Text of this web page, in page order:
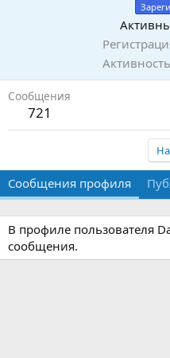
Активность
Сообщения
721
Сообщения профиля
В профиле пользователя
сообщения.